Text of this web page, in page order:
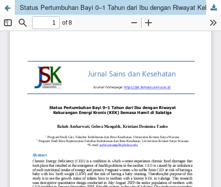
Status Pertumbuhan Bayi 0–1 Tahun dari Ibu dengan Riwayat Kekurangan Energi Kronis (KEK) Semasa Hamil di Salatiga